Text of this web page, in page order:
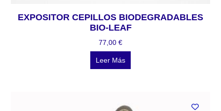
EXPOSITOR CEPILLOS BIODEGRADABLES
BIO-LEAF
77,00 €
Leer Más